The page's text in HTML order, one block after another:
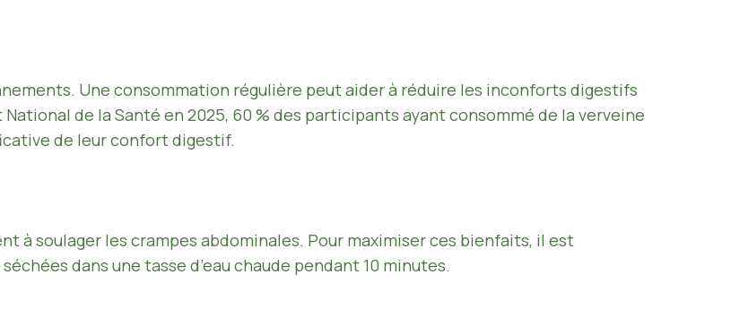
Une consommation régulière peut aider à réduire les inconforts digestifs
de la Santé en 2025, 60 % des participants ayant consommé de la verveine
de leur confort digestif.
à soulager les crampes abdominales. Pour maximiser ces bienfaits, il est
dans une tasse d’eau chaude pendant 10 minutes.